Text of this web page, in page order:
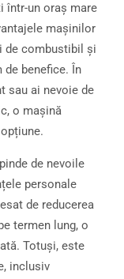
într-un oraș mare
mașinilor
de combustibil și
de benefice. În
sau ai nevoie de
o mașină
de nevoile
personale
de reducerea
termen lung, o
Totuși, este
inclusiv